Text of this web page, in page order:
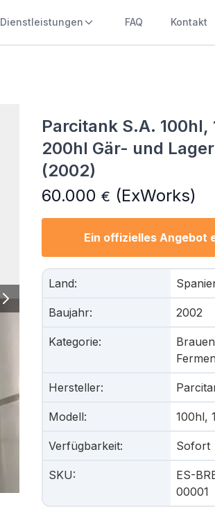
Dienstleistungen FAQ Kontakt
Parcitank S.A. 100hl,
200hl Gär- und
(2002)
60.000 € (ExWorks)
Ein offizielles Angebot
Land:
Baujahr: 2002
Kategorie:
Hersteller:
Modell: 100hl,
Verfügbarkeit: Sofort
SKU:
ES-
00001